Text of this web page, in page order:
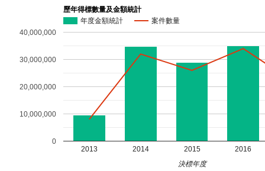
歷年得標數量及金額統計
年度金額統計
案件數量
2013 2014 2015 2016
0
10,000,000
20,000,000
30,000,000
40,000,000
決標年度